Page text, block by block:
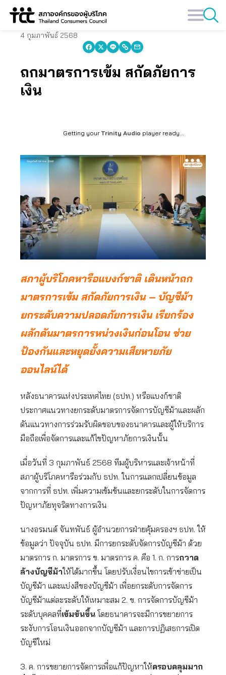
Skip
4 กุมภาพันธ์ 2568
ถกมาตรการเข้ม สกัดภัยการ
เงิน
Getting your Trinity Audio player ready...
สภาผู้บริโภคหารือแบงก์ชาติ เดินหน้าถก
มาตรการเข้ม สกัดภัยการเงิน– บัญชีม้า
ยกระดับความปลอดภัยการเงิน เรียกร้อง
ผลักดันมาตรการหน่วงเงินก่อนโอน ช่วย
ป้องกันและหยุดยั้งความเสียหายภัย
ออนไลน์ได้
หลังธนาคารแห่งประเทศไทย (ธปท.) หรือแบงก์ชาติ
ประกาศแนวทางยกระดับมาตรการจัดการบัญชีม้าและผลัก
ดันแนวทางการร่วมรับผิดชอบของธนาคารและผู้ให้บริการ
มือถือเพื่อจัดการและแก้ไขปัญหาภัยการเงินนั้น
เมื่อวันที่ 3 กุมภาพันธ์ 2568 ทีมผู้บริหารและเจ้าหน้าที่
สภาผู้บริโภคหารือร่วมกับ ธปท. ในการแลกเปลี่ยนข้อมูล
จากการที่ ธปท. เพิ่มความเข้มข้นและยกระดับในการจัดการ
ปัญหาภัยทุจริตทางการเงิน
นางอรมนต์ จันทพันธ์ ผู้อำนวยการฝ่ายคุ้มครองฯ ธปท. ให้
ข้อมูลว่า ปัจจุบัน ธปท. มีการยกระดับจัดการบัญชีม้า ด้วย
มาตรการ ก. มาตรการ ข. มาตรการ ค. คือ 1. ก. การกวาด
ล้างบัญชีม้าให้ได้มากขึ้น โดยปรับเงื่อนไขการเข้าข่ายเป็น
บัญชีม้า และแบ่งสีของบัญชีม้า เพื่อยกระดับการจัดการ
บัญชีม้าแต่ละระดับให้เหมาะสม 2. ข. การจัดการบัญชีม้า
ระดับบุคคลที่เข้มข้นขึ้น โดยธนาคารจะมีการขยายการ
ระงับการโอนเงินออกจากบัญชีม้า และการปฏิเสธการเปิด
บัญชีใหม่
3. ค. การขยายการจัดการเพื่อแก้ปัญหาให้ครอบคลุมมาก